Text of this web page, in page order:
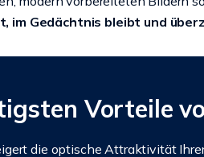
im Gedächtnis bleibt und
Vorteile
die optische Attraktivität